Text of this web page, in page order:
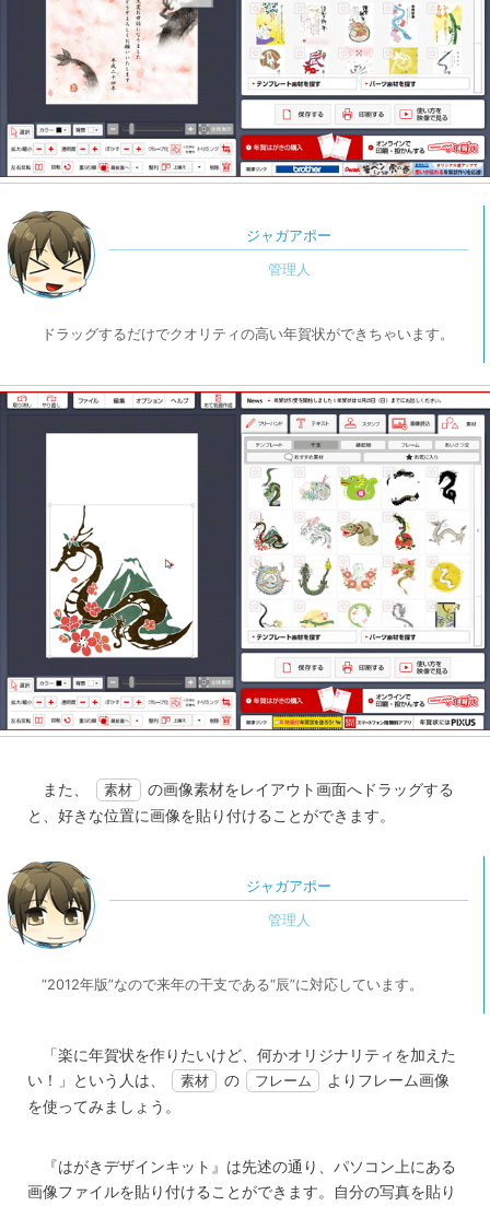
ジャガアポー
ドラッグするだけでクオリティの高い年賀状ができちゃいます。
また、 素材
の画像素材をレイアウト画面へドラッグする
と、好きな位置に画像を貼り付けることができます。
ジャガアポー
“2012年版”なので来年の干支である“辰”に対応しています。
「楽に年賀状を作りたいけど、何かオリジナリティを加えた
い！」という人は、
素材 の フレーム
よりフレーム画像
を使ってみましょう。
『はがきデザインキット』は先述の通り、パソコン上にある
画像ファイルを貼り付けることができます。自分の写真を貼り